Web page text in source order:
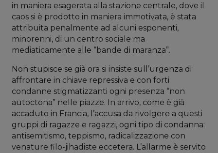
in maniera esagerata alla stazione centrale, dove il
caos si è prodotto in maniera immotivata, è stata
attribuita penalmente ad alcuni esponenti,
minorenni, di un centro sociale ma
mediaticamente alle “bande di maranza”.
Non stupisce se già ora si insiste sull’urgenza di
affrontare in chiave repressiva e con forti
condanne stigmatizzanti ogni presenza “non
autoctona” nelle piazze. In arrivo, come è già
accaduto in Francia, l’accusa da rivolgere a questi
gruppi di ragazze e ragazzi, ogni tipo di condanna:
antisemitismo, teppismo, radicalizzazione con
venature filo-jihadiste eccetera. L’allarme è servito